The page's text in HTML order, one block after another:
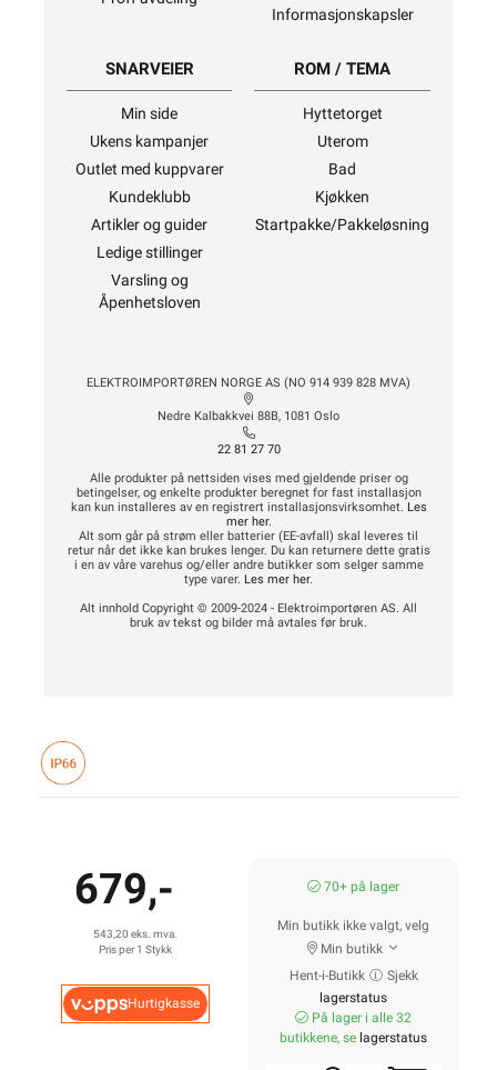
Informasjonskapsler
SNARVEIER
Min side
Ukens kampanjer
Outlet med kuppvarer
Kundeklubb
Artikler og guider
Ledige stillinger
Varsling og
Åpenhetsloven
ROM / TEMA
Hyttetorget
Uterom
Bad
Kjøkken
Startpakke/Pakkeløsning
ELEKTROIMPORTØREN NORGE AS (NO 914 939 828 MVA)
Nedre Kalbakkvei 88B, 1081 Oslo
22 81 27 70
Alle produkter på nettsiden vises med gjeldende priser og
betingelser, og enkelte produkter beregnet for fast installasjon
kan kun installeres av en registrert installasjonsvirksomhet. Les
mer her.
Alt som går på strøm eller batterier (EE-avfall) skal leveres til
retur når det ikke kan brukes lenger. Du kan returnere dette gratis
i en av våre varehus og/eller andre butikker som selger samme
type varer. Les mer her.
Alt innhold Copyright © 2009-2024 - Elektroimportøren AS. All
bruk av tekst og bilder må avtales før bruk.
679,-
543,20 eks. mva.
Pris per 1 Stykk
Hurtigkasse
70+ på lager
Min butikk ikke valgt, velg
Min butikk
Hent-i-Butikk
Sjekk
lagerstatus
På lager i alle 32
butikkene, se lagerstatus